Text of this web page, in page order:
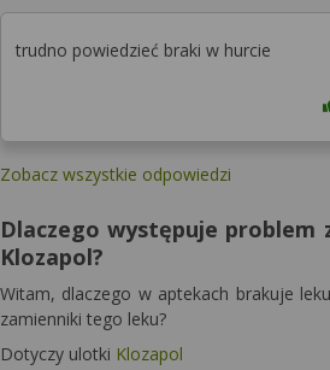
trudno powiedzieć braki w hurcie
Zobacz wszystkie odpowiedzi
Dlaczego występuje problem
Klozapol?
Witam, dlaczego w aptekach brakuje
zamienniki tego leku?
Dotyczy ulotki Klozapol